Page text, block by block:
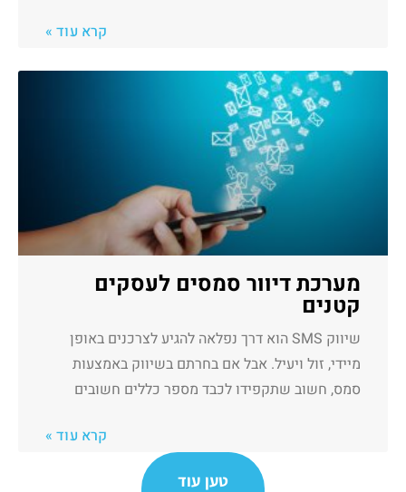
קרא עוד »
מערכת דיוור סמסים לעסקים
קטנים
שיווק SMS הוא דרך נפלאה להגיע לצרכנים באופן
מיידי, זול ויעיל. אבל אם בחרתם בשיווק באמצעות
סמס, חשוב שתקפידו לכבד מספר כללים חשובים
קרא עוד »
טען עוד